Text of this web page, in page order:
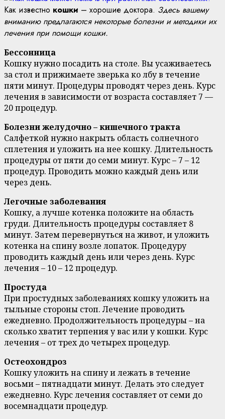
Как известно кошки – хорошие доктора. Здесь вашему
вниманию предлагаются некоторые болезни и методики их
лечения при помощи кошки.
Бессонница
Кошку нужно посадить на столе. Вы усаживаетесь
за стол и прижимаете зверька ко лбу в течение
пяти минут. Процедуры проводят через день. Курс
лечения в зависимости от возраста составляет 7 —
20 процедур.
Болезни желудочно – кишечного тракта
Салфеткой нужно накрыть область солнечного
сплетения и уложить на нее кошку. Длительность
процедуры от пяти до семи минут. Курс – 7 – 12
процедур. Проводить можно каждый день или
через день.
Легочные заболевания
Кошку, а лучше котенка положите на область
груди. Длительность процедуры составляет 8
минут. Затем перевернуться на живот, и уложить
котенка на спину возле лопаток. Процедуру
проводить каждый день или через день. Курс
лечения – 10 – 12 процедур.
Простуда
При простудных заболеваниях кошку уложить на
тыльные стороны стоп. Лечение проводить
ежедневно. Продолжительность процедуры – на
сколько хватит терпения у вас или у кошки. Курс
лечения – от трех до четырех процедур.
Остеохондроз
Кошку уложить на спину и лежать в течение
восьми – пятнадцати минут. Делать это следует
ежедневно. Курс лечения составляет от семи до
восемнадцати процедур.